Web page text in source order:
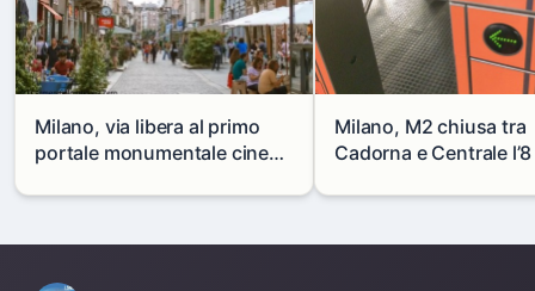
Milano, via libera al primo
portale monumentale cinese
Milano, M2 chiusa tra
Cadorna e Centrale
alternative